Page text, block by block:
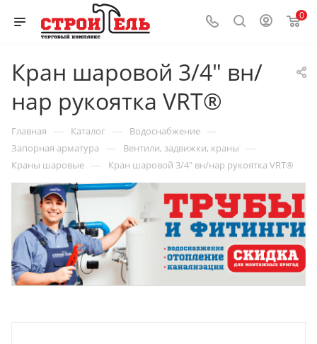
0
Кран шаровой 3/4" вн/
нар рукоятка VRT®
Главная — Каталог — Водоснабжение —
Запорная арматура — Вентили, задвижки, краны —
Краны шаровые — Кран шаровой 3/4" вн/нар рукоятка VRT®